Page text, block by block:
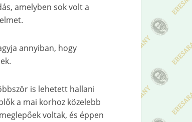
amelyben sok volt a
annyiban, hogy
is lehetett hallani
a mai korhoz közelebb
voltak, és éppen